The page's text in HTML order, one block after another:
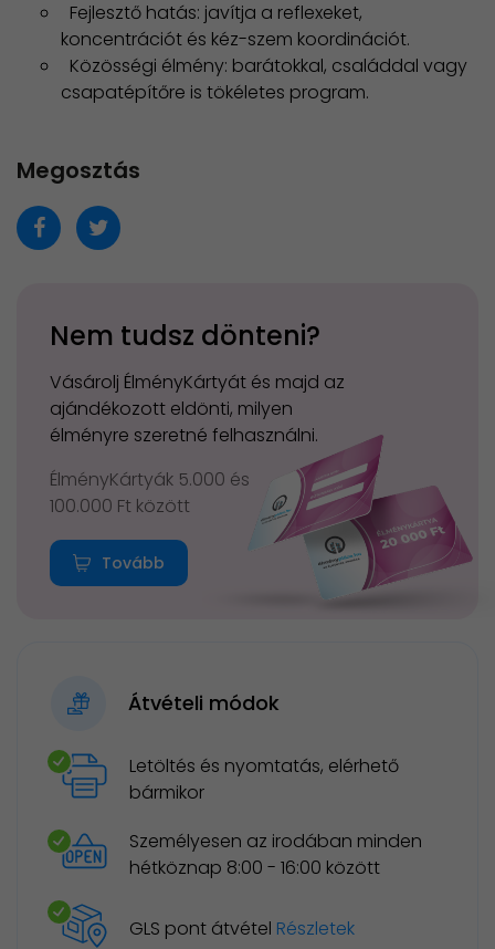
Fejlesztő hatás: javítja a reflexeket,
koncentrációt és kéz-szem koordinációt.
Közösségi élmény: barátokkal, családdal vagy
csapatépítőre is tökéletes program.
Megosztás
Nem tudsz dönteni?
Vásárolj ÉlményKártyát és majd az
ajándékozott eldönti, milyen
élményre szeretné felhasználni.
ÉlményKártyák 5.000 és
100.000 Ft között
Tovább
Átvételi módok
Letöltés és nyomtatás, elérhető
bármikor
Személyesen az irodában minden
hétköznap 8:00 - 16:00 között
GLS pont átvétel Részletek